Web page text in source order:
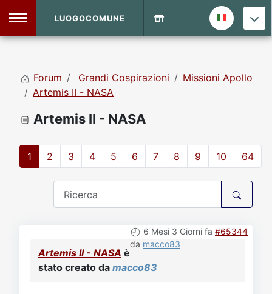
Home
LUOGOCOMUNE
Forum Grandi Cospirazioni
Missioni Apollo
Artemis II - NASA
Artemis II - NASA
1 2 3 4 5 6 7 8 9 10 64
6 Mesi 3 Giorni fa #65344
da macco83
Artemis II - NASA è
stato creato da macco83